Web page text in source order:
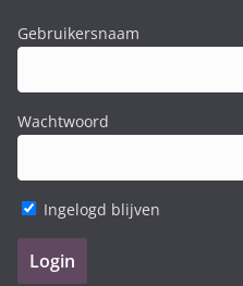
Gebruikersnaam
Wachtwoord
Ingelogd blijven